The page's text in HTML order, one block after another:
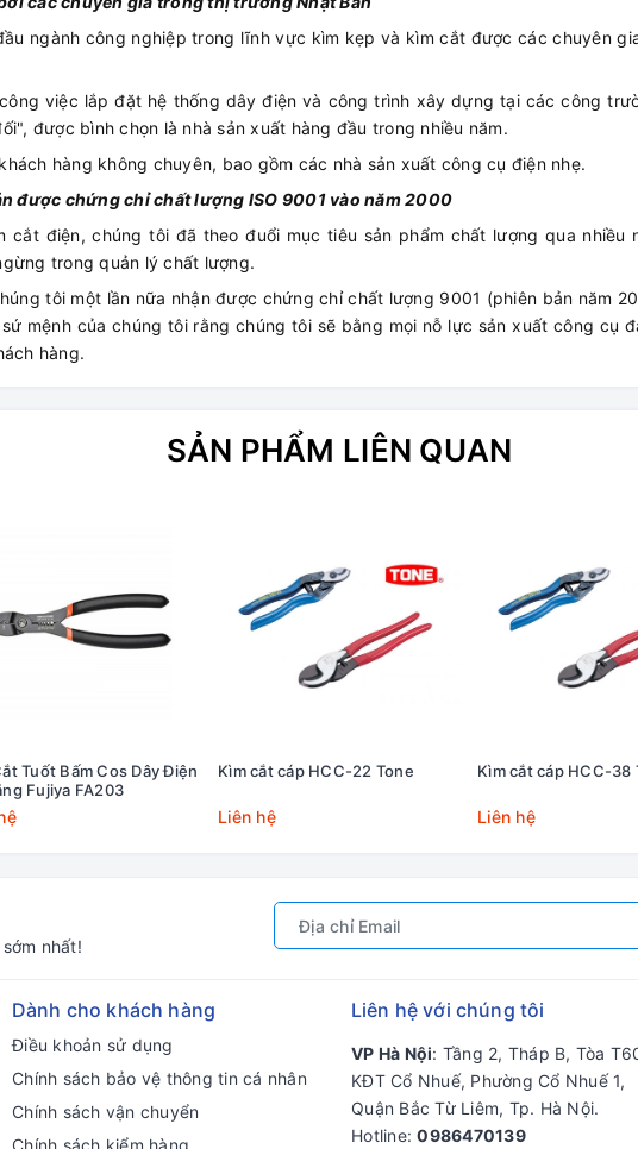
ngành công nghiệp trong lĩnh vực kìm kẹp và kìm cắt được các chuyên
việc lắp đặt hệ thống dây điện và công trình xây dựng tại các công
được bình chọn là nhà sản xuất hàng đầu trong nhiều năm.
hàng không chuyên, bao gồm các nhà sản xuất công cụ điện nhẹ.
được chứng chỉ chất lượng ISO 9001 vào năm 2000
cắt điện, chúng tôi đã theo đuổi mục tiêu sản phẩm chất lượng qua nhiều
trong quản lý chất lượng.
tôi một lần nữa nhận được chứng chỉ chất lượng 9001 (phiên bản năm
mệnh của chúng tôi rằng chúng tôi sẽ bằng mọi nỗ lực sản xuất công cụ
hàng.
SẢN PHẨM LIÊN QUAN
Tuốt Bấm Cos Dây Điện
Fujiya FA203
Kìm cắt cáp HCC-22 Tone
Liên hệ
Kìm cắt cáp HCC-38
Liên hệ
nhất!
Dành cho khách hàng
Điều khoản sử dụng
Chính sách bảo vệ thông tin cá nhân
Chính sách vận chuyển
Liên hệ với chúng tôi
VP Hà Nội: Tầng 2, Tháp B, Tòa
KĐT Cổ Nhuế, Phường Cổ Nhuế 1,
Quận Bắc Từ Liêm, Tp. Hà Nội.
Hotline:0986470139